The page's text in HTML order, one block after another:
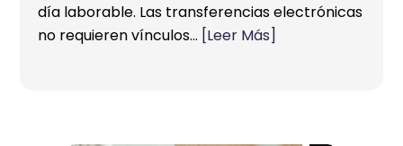
día laborable. Las transferencias electrónicas
no requieren vínculos… [Leer Más]